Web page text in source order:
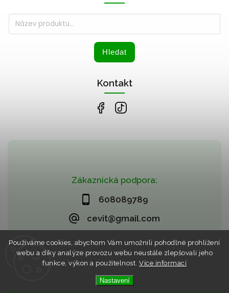
Používáme cookies, abychom Vám umožnili pohodlné prohlížení
webu a díky analýze provozu webu neustále zlepšovali jeho
funkce, výkon a použitelnost. Více informací
Nastavení
Zákaznická podpora:
608089789
cevit@gmail.com
Hledat
Kontakt
CZECHVIET market (CEVIT)
vyhrazena.